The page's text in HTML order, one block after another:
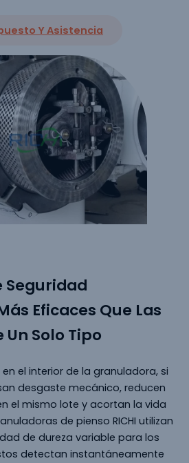
Y Asistencia
Seguridad
Eficaces Que Las
Un Solo Tipo
el interior de la granuladora, si
desgaste mecánico, reducen
el mismo lote y acortan la vida
de pienso RICHI utilizan
de dureza variable para los
detectan instantáneamente